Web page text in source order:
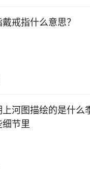
戴戒指什么意思？
上河图描绘的是什么
细节里